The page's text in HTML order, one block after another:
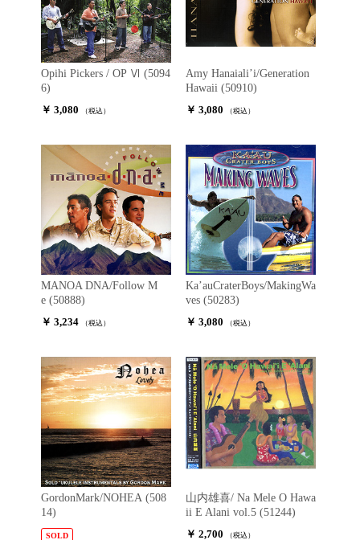
Opihi Pickers / OP Ⅵ (5094
6)
￥ 3,080
（税込）
Amy Hanaiali’i/Generation
Hawaii (50910)
￥ 3,080
（税込）
MANOA DNA/Follow M
e (50888)
￥ 3,234
（税込）
Ka’auCraterBoys/MakingWa
ves (50283)
￥ 3,080
（税込）
GordonMark/NOHEA (508
14)
SOLD
山内雄喜/ Na Mele O Hawa
ii E Alani vol.5 (51244)
￥ 2,700
（税込）